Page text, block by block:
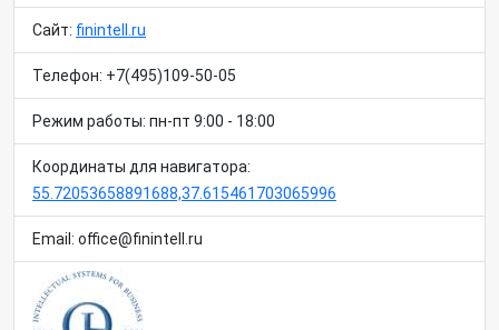
Сайт: finintell.ru
Телефон: +7(495)109-50-05
Режим работы: пн-пт 9:00 - 18:00
Координаты для навигатора:
55.72053658891688,37.615461703065996
Email: office@finintell.ru